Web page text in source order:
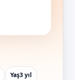
Yaş3 yıl